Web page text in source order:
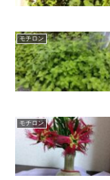
モチロン
モチロン